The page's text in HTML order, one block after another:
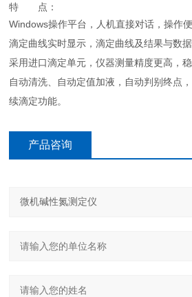
特 点：
Windows操作平台，人机直接对话，操作便
滴定曲线实时显示，滴定曲线及结果与数据
采用进口滴定单元，仪器测量精度更高，稳
自动清洗、自动定值加液，自动判别终点
续滴定功能。
产品咨询